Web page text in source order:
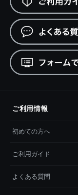
ご利用情報
初めての方へ
ご利用ガイド
よくある質問